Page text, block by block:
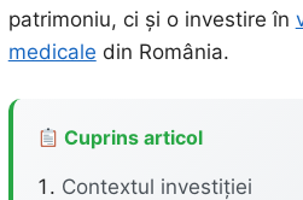
patrimoniu, ci și o investire în
medicale din România.
Cuprins articol
Contextul investiției